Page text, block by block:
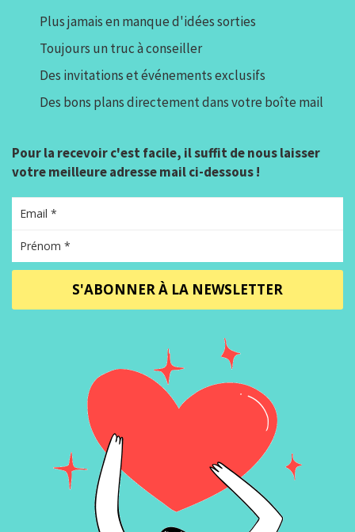
Plus jamais en manque d'idées sorties
Toujours un truc à conseiller
Des invitations et événements exclusifs
Des bons plans directement dans votre boîte mail
Pour la recevoir c'est facile, il suffit de nous laisser
votre meilleure adresse mail ci-dessous !
S'ABONNER À LA NEWSLETTER